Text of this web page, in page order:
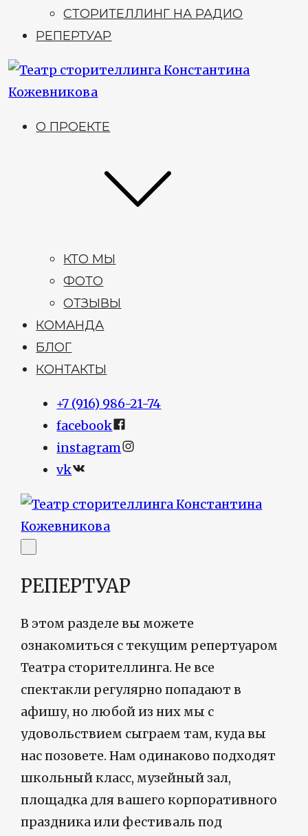
СТОРИТЕЛЛИНГ НА РАДИО
РЕПЕРТУАР
О ПРОЕКТЕ
КТО МЫ
ФОТО
ОТЗЫВЫ
КОМАНДА
БЛОГ
КОНТАКТЫ
+7 (916) 986-21-74
facebook
instagram
vk
РЕПЕРТУАР
В этом разделе вы можете
ознакомиться с текущим репертуаром
Театра сторителлинга. Не все
спектакли регулярно попадают в
афишу, но любой из них мы с
удовольствием сыграем там, куда вы
нас позовете. Нам одинаково подходят
школьный класс, музейный зал,
площадка для вашего корпоративного
праздника или фестиваль под